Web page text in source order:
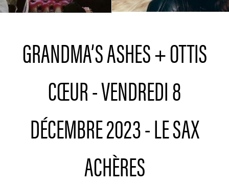
GRANDMA’S ASHES + OTTIS
CŒUR - VENDREDI 8
DÉCEMBRE 2023 - LE SAX
ACHÈRES